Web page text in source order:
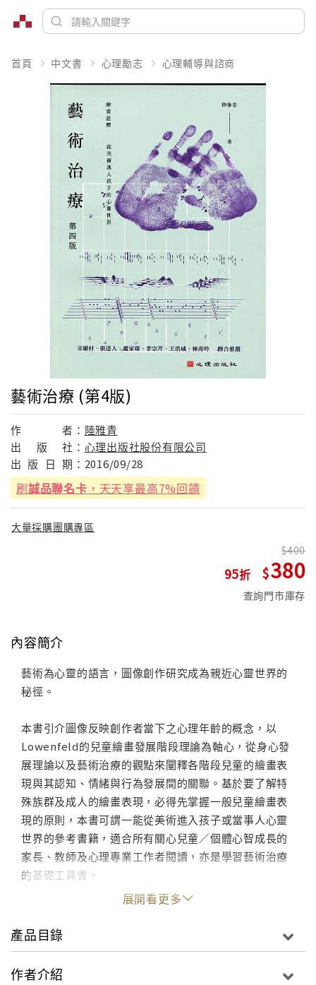
首頁 中文書 心理勵志 心理輔導與諮商
藝術治療 (第4版)
作 者： 陸雅青
出
版 社： 心理出版社股份有限公司
出 版 日 期： 2016/09/28
刷誠品聯名卡 ，天天享最高7%回饋
大量採購團購專區
95
400
380
查詢門市庫存
內容簡介
藝術為心靈的語言，圖像創作研究成為親近心靈世界的
秘徑。
本書引介圖像反映創作者當下之心理年齡的概念，以
Lowenfeld的兒童繪畫發展階段理論為軸心，從身心發
展理論以及藝術治療的觀點來闡釋各階段兒童的繪畫表
現與其認知、情緒與行為發展間的關聯。基於要了解特
殊族群及成人的繪畫表現，必得先掌握一般兒童繪畫表
現的原則，本書可謂一能從美術進入孩子或當事人心靈
世界的參考書籍，適合所有關心兒童／個體心智成長的
家長、教師及心理專業工作者閱讀，亦是學習藝術治療
的基礎工具書。
展開看更多
產品目錄
作者介紹